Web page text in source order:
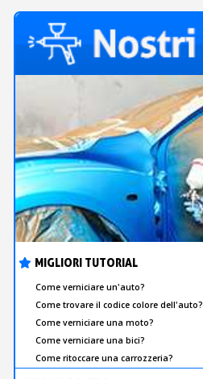
MIGLIORI TUTORIAL
Come verniciare un'auto?
Come trovare il codice colore dell'auto?
Come verniciare una moto?
Come verniciare una bici?
Come ritoccare una carrozzeria?